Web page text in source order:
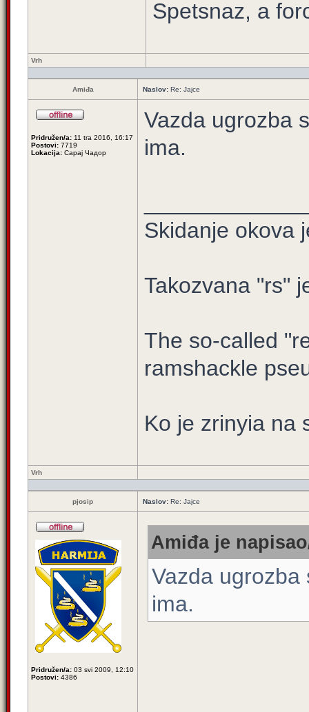
Spetsnaz, a
Vrh
Amiđa Naslov: Re: Jajce
Pridružen/a: 11 tra 2016, 16:17
Postovi: 7719
Lokacija: Сарај Чадор
Vazda ugrozba
ima.
Skidanje okova
Takozvana "rs"
The so-called
ramshackle
Ko je zrinyia na
Vrh
pjosip Naslov: Re: Jajce
Pridružen/a: 03 svi 2009, 12:10
Postovi: 4386
Amiđa je
Vazda ugrozba
ima.